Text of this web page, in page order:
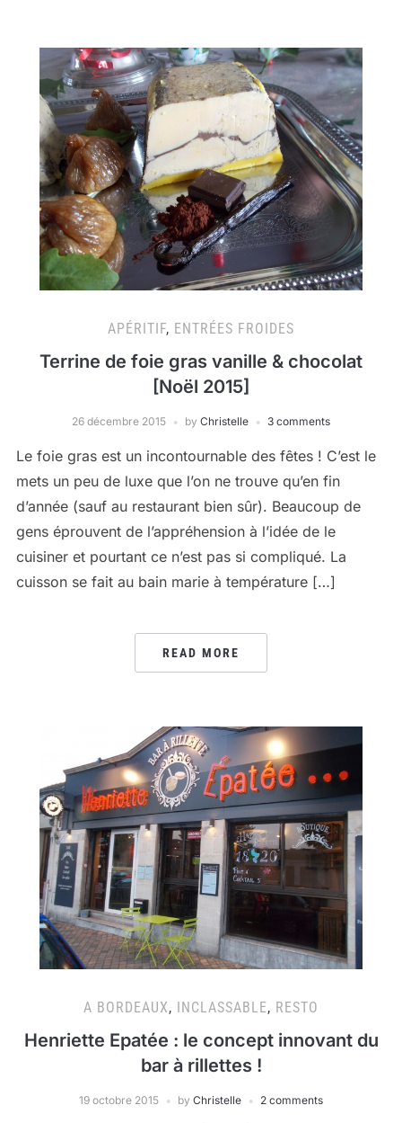
APÉRITIF, ENTRÉES FROIDES
Terrine de foie gras vanille & chocolat
[Noël 2015]
26 décembre 2015 by Christelle 3 comments
Le foie gras est un incontournable des fêtes ! C’est le
mets un peu de luxe que l’on ne trouve qu’en fin
d’année (sauf au restaurant bien sûr). Beaucoup de
gens éprouvent de l’appréhension à l’idée de le
cuisiner et pourtant ce n’est pas si compliqué. La
cuisson se fait au bain marie à température […]
READ MORE
A BORDEAUX, INCLASSABLE, RESTO
Henriette Epatée : le concept innovant du
bar à rillettes !
19 octobre 2015 by Christelle 2 comments